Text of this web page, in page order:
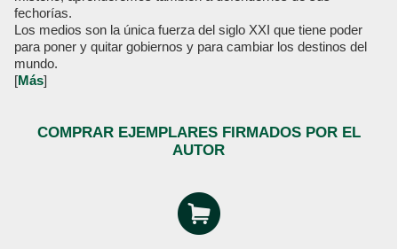
fechorías.
Los medios son la única fuerza del siglo XXI que tiene poder
para poner y quitar gobiernos y para cambiar los destinos del
mundo.
[Más]
COMPRAR EJEMPLARES FIRMADOS POR EL
AUTOR